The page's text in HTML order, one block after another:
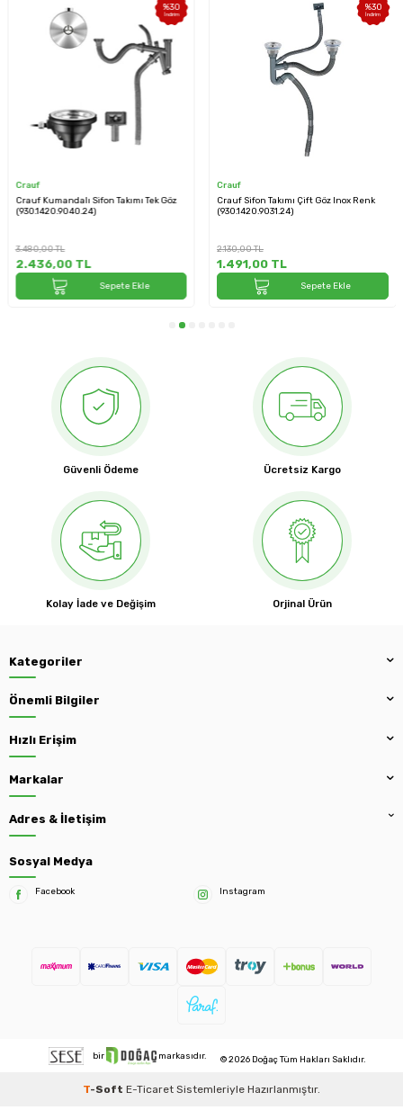
%30
İndirim
Crauf
Crauf Kumandalı Sifon Takımı Tek Göz
(930.1420.9040.24)
3.480,00TL
2.436,00TL
Sepete Ekle
%30
İndirim
Crauf
Crauf Sifon Takımı Çift Göz Inox Renk
(930.1420.9031.24)
2.130,00TL
1.491,00TL
Sepete Ekle
Güvenli Ödeme Ücretsiz Kargo
Kolay İade ve Değişim Orjinal Ürün
Kategoriler
Önemli Bilgiler
Hızlı Erişim
Markalar
Adres & İletişim
Sosyal Medya
Facebook Instagram
bir markasıdır. © 2026 Doğaç Tüm Hakları Saklıdır.
T-Soft E-Ticaret Sistemleriyle Hazırlanmıştır.